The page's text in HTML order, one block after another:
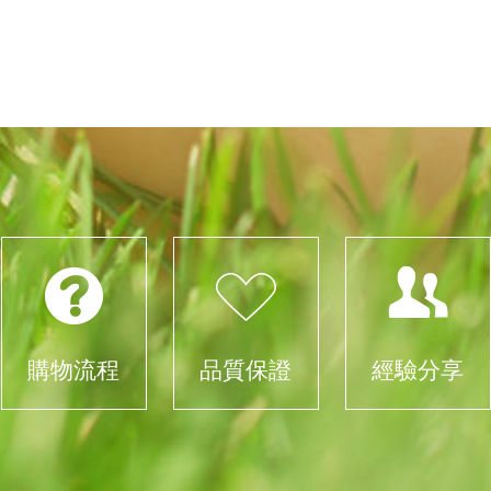
購物流程 品質保證 經驗分享